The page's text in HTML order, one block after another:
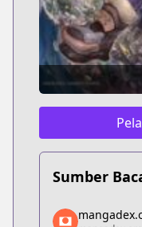
Sumber
mangadex.org